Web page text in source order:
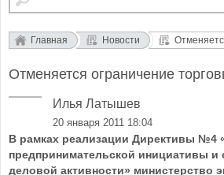
Главная Новости
Отменяется ограничение
Илья Латышев
20 января 2011 18:04
В рамках реализации Директивы №4
предпринимательской инициативы и
деловой активности» министерство